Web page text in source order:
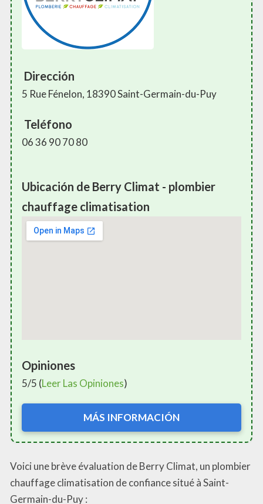
Dirección
5 Rue Fénelon, 18390 Saint-Germain-du-Puy
Teléfono
06 36 90 70 80
Ubicación de Berry Climat - plombier
chauffage climatisation
Opiniones
5/5 (Leer Las Opiniones)
MÁS INFORMACIÓN
Voici une brève évaluation de Berry Climat, un plombier
chauffage climatisation de confiance situé à Saint-
Germain-du-Puy :